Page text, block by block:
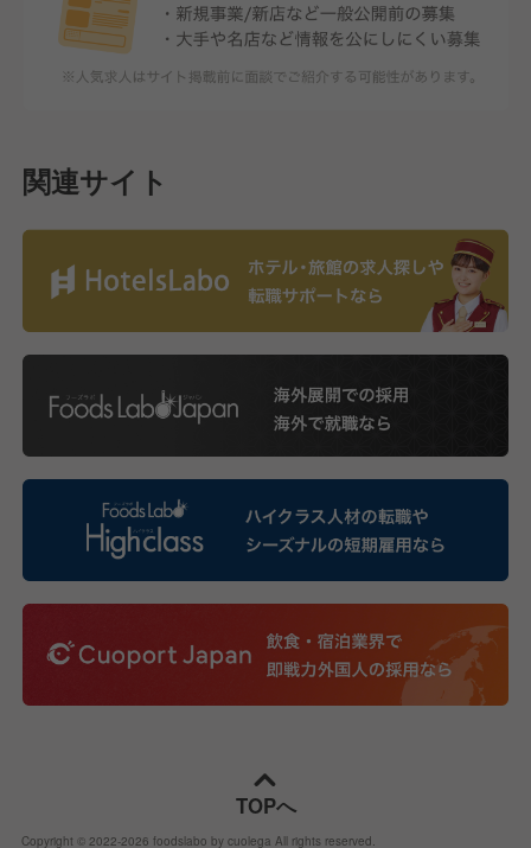
関連サイト
TOPへ
Copyright © 2022-2026 foodslabo by cuolega All rights reserved.